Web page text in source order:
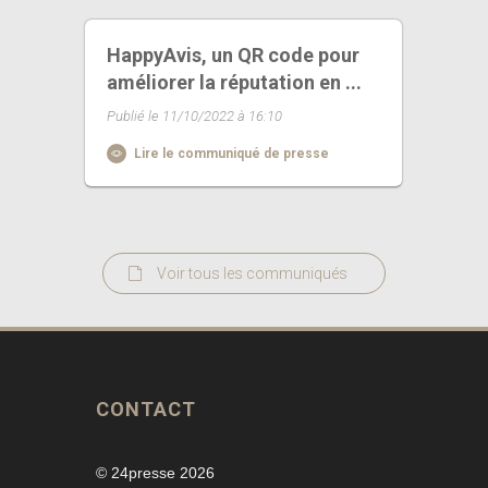
HappyAvis, un QR code pour
améliorer la réputation en ...
Publié le 11/10/2022 à 16:10
Lire le communiqué de presse
Voir tous les communiqués
CONTACT
© 24presse 2026